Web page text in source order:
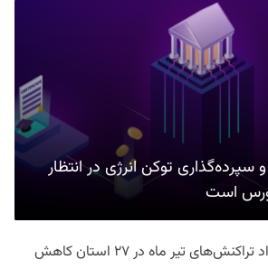
توکن انرژی در انتظار
است
گزارش شاپرک: تعداد تراکنش‌های تیر ماه در ۲۷ استان‌ کاهش